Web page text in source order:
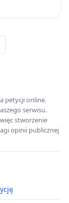
petycji online.
serwisu.
stworzenie
opinii publicznej